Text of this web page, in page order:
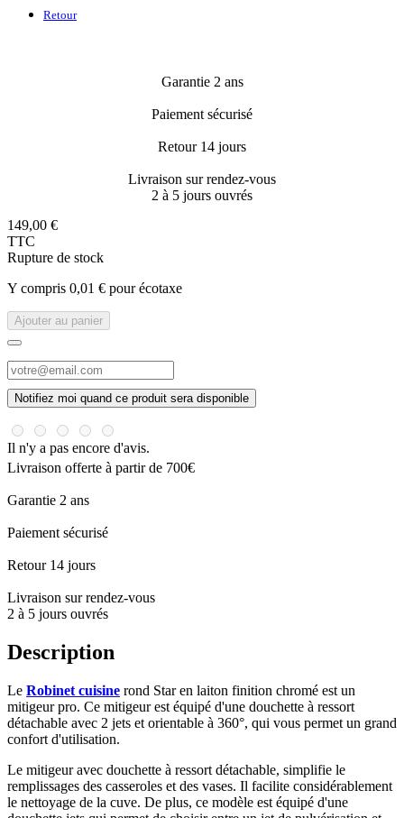
Retour
Garantie 2 ans
Paiement sécurisé
Retour 14 jours
Livraison sur rendez-vous
2 à 5 jours ouvrés
149,00 €
TTC
Rupture de stock
Y compris 0,01 € pour écotaxe
Ajouter au panier
Notifiez moi quand ce produit sera disponible
Il n'y a pas encore d'avis.
Livraison offerte à partir de 700€
Garantie 2 ans
Paiement sécurisé
Retour 14 jours
Livraison sur rendez-vous
2 à 5 jours ouvrés
Description
Le Robinet cuisine rond Star en laiton finition chromé est un
mitigeur pro. Ce mitigeur est équipé d'une douchette à ressort
détachable avec 2 jets et orientable à 360°, qui vous permet un grand
confort d'utilisation.
Le mitigeur avec douchette à ressort détachable, simplifie le
remplissages des casseroles et des vases. Il facilite considérablement
le nettoyage de la cuve. De plus, ce modèle est équipé d'une